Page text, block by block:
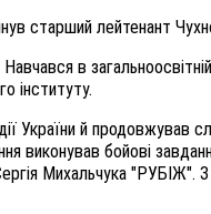
старший лейтенант
в
інституту.
України й продовжував
виконував бойові
Михальчука "РУБІЖ".